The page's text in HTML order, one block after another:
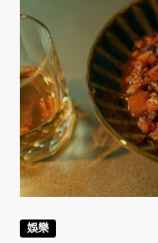
娛樂